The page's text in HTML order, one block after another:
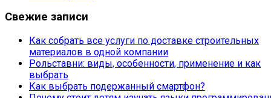
Свежие записи
Как собрать все услуги по доставке строительных
материалов в одной компании
Рольставни: виды, особенности, применение и как
выбрать
Как выбрать подержанный смартфон?